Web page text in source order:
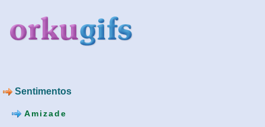
Sentimentos
Amizade